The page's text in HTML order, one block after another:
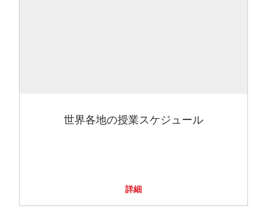
世界各地の授業スケジュール
詳細